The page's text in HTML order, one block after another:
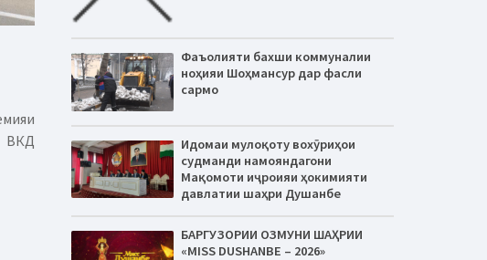
ВКД
Фаъолияти бахши коммуналии
ноҳияи Шоҳмансур дар фасли
сармо
Идомаи мулоқоту вохӯриҳои
судманди намояндагони
Мақомоти иҷроияи ҳокимияти
давлатии шаҳри Душанбе
БАРГУЗОРИИ ОЗМУНИ ШАҲРИИ
«MISS DUSHANBE – 2026»